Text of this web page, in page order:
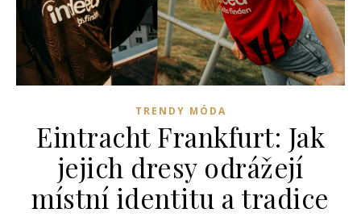
TRENDY MÓDA
Eintracht Frankfurt: Jak
jejich dresy odrážejí
místní identitu a tradice